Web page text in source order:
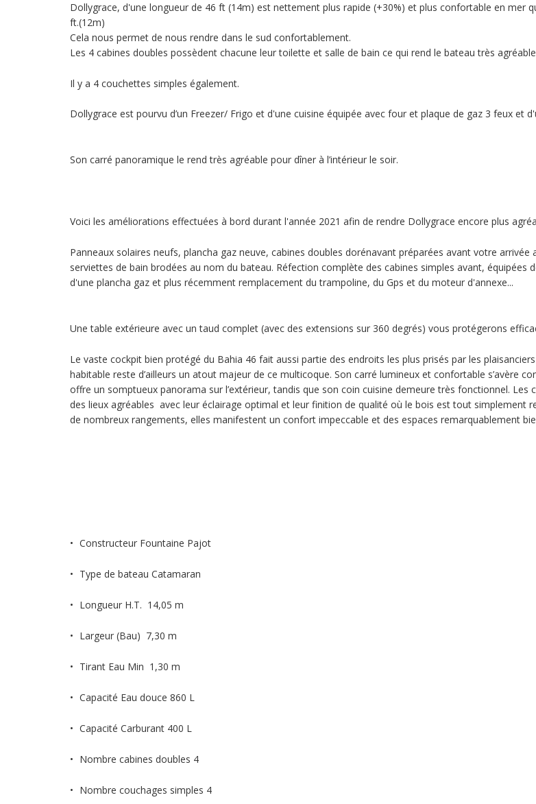
Dollygrace, d'une longueur de 46 ft (14m) est nettement plus rapide (+30%) et plus confortable en mer
ft.(12m)
Cela nous permet de nous rendre dans le sud confortablement.
Les 4 cabines doubles possèdent chacune leur toilette et salle de bain ce qui rend le bateau très
Il y a 4 couchettes simples également.
Dollygrace est pourvu d’un Freezer/ Frigo et d'une cuisine équipée avec four et plaque de gaz 3 feux et
Son carré panoramique le rend très agréable pour dîner à l’intérieur le soir.
Voici les améliorations effectuées à bord durant l'année 2021 afin de rendre Dollygrace encore plus
Panneaux solaires neufs, plancha gaz neuve, cabines doubles dorénavant préparées avant votre arrivée
serviettes de bain brodées au nom du bateau. Réfection complète des cabines simples avant, équipées
d'une plancha gaz et plus récemment remplacement du trampoline, du Gps et du moteur d'annexe...
Une table extérieure avec un taud complet (avec des extensions sur 360 degrés) vous protégerons
Le vaste cockpit bien protégé du Bahia 46 fait aussi partie des endroits les plus prisés par les
habitable reste d’ailleurs un atout majeur de ce multicoque. Son carré lumineux et confortable s’avère
offre un somptueux panorama sur l’extérieur, tandis que son coin cuisine demeure très fonctionnel. Les
des lieux agréables avec leur éclairage optimal et leur finition de qualité où le bois est tout simplement
de nombreux rangements, elles manifestent un confort impeccable et des espaces remarquablement
Constructeur Fountaine Pajot
Type de bateau Catamaran
Longueur H.T. 14,05 m
Largeur (Bau) 7,30 m
Tirant Eau Min 1,30 m
Capacité Eau douce 860 L
Capacité Carburant 400 L
Nombre cabines doubles 4
Nombre couchages simples 4